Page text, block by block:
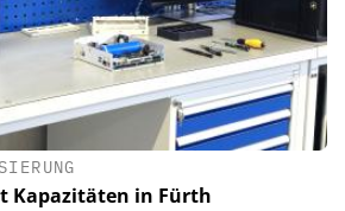
Kapazitäten in Fürth